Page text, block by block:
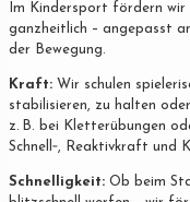
Im Kindersport fördern
ganzheitlich – angepasst
der Bewegung.
Kraft: Wir schulen
stabilisieren, zu halten
z. B. bei Kletterübungen
Schnell‐, Reaktivkraft und
Schnelligkeit: Ob beim